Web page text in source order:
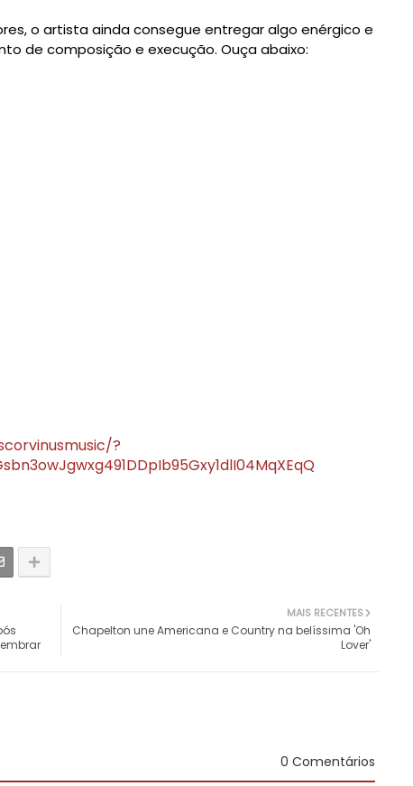
o artista ainda consegue entregar algo enérgico e
de composição e execução. Ouça abaixo:
?
MAIS RECENTES
Chapelton une Americana e Country na belíssima 'Oh
Lover'
0 Comentários